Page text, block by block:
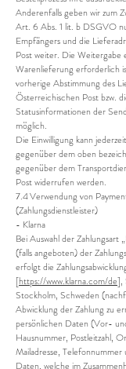
Anderenfalls geben wir zum
Art. 6 Abs. 1 lit. b DSGVO
Empfängers und die
Post weiter. Die Weitergabe
Warenlieferung erforderlich
vorherige Abstimmung des
Österreichischen Post bzw.
Statusinformationen der
möglich.
Die Einwilligung kann
gegenüber dem oben
gegenüber dem
Post widerrufen werden.
7.4 Verwendung von
(Zahlungsdienstleister)
- Klarna
Bei Auswahl der Zahlungsart
(falls angeboten) der
erfolgt die
[https://www.klarna.com/de],
Stockholm, Schweden
Abwicklung der Zahlung zu
persönlichen Daten (Vor-
Hausnummer, Postleitzahl,
Mailadresse,
Daten, welche im